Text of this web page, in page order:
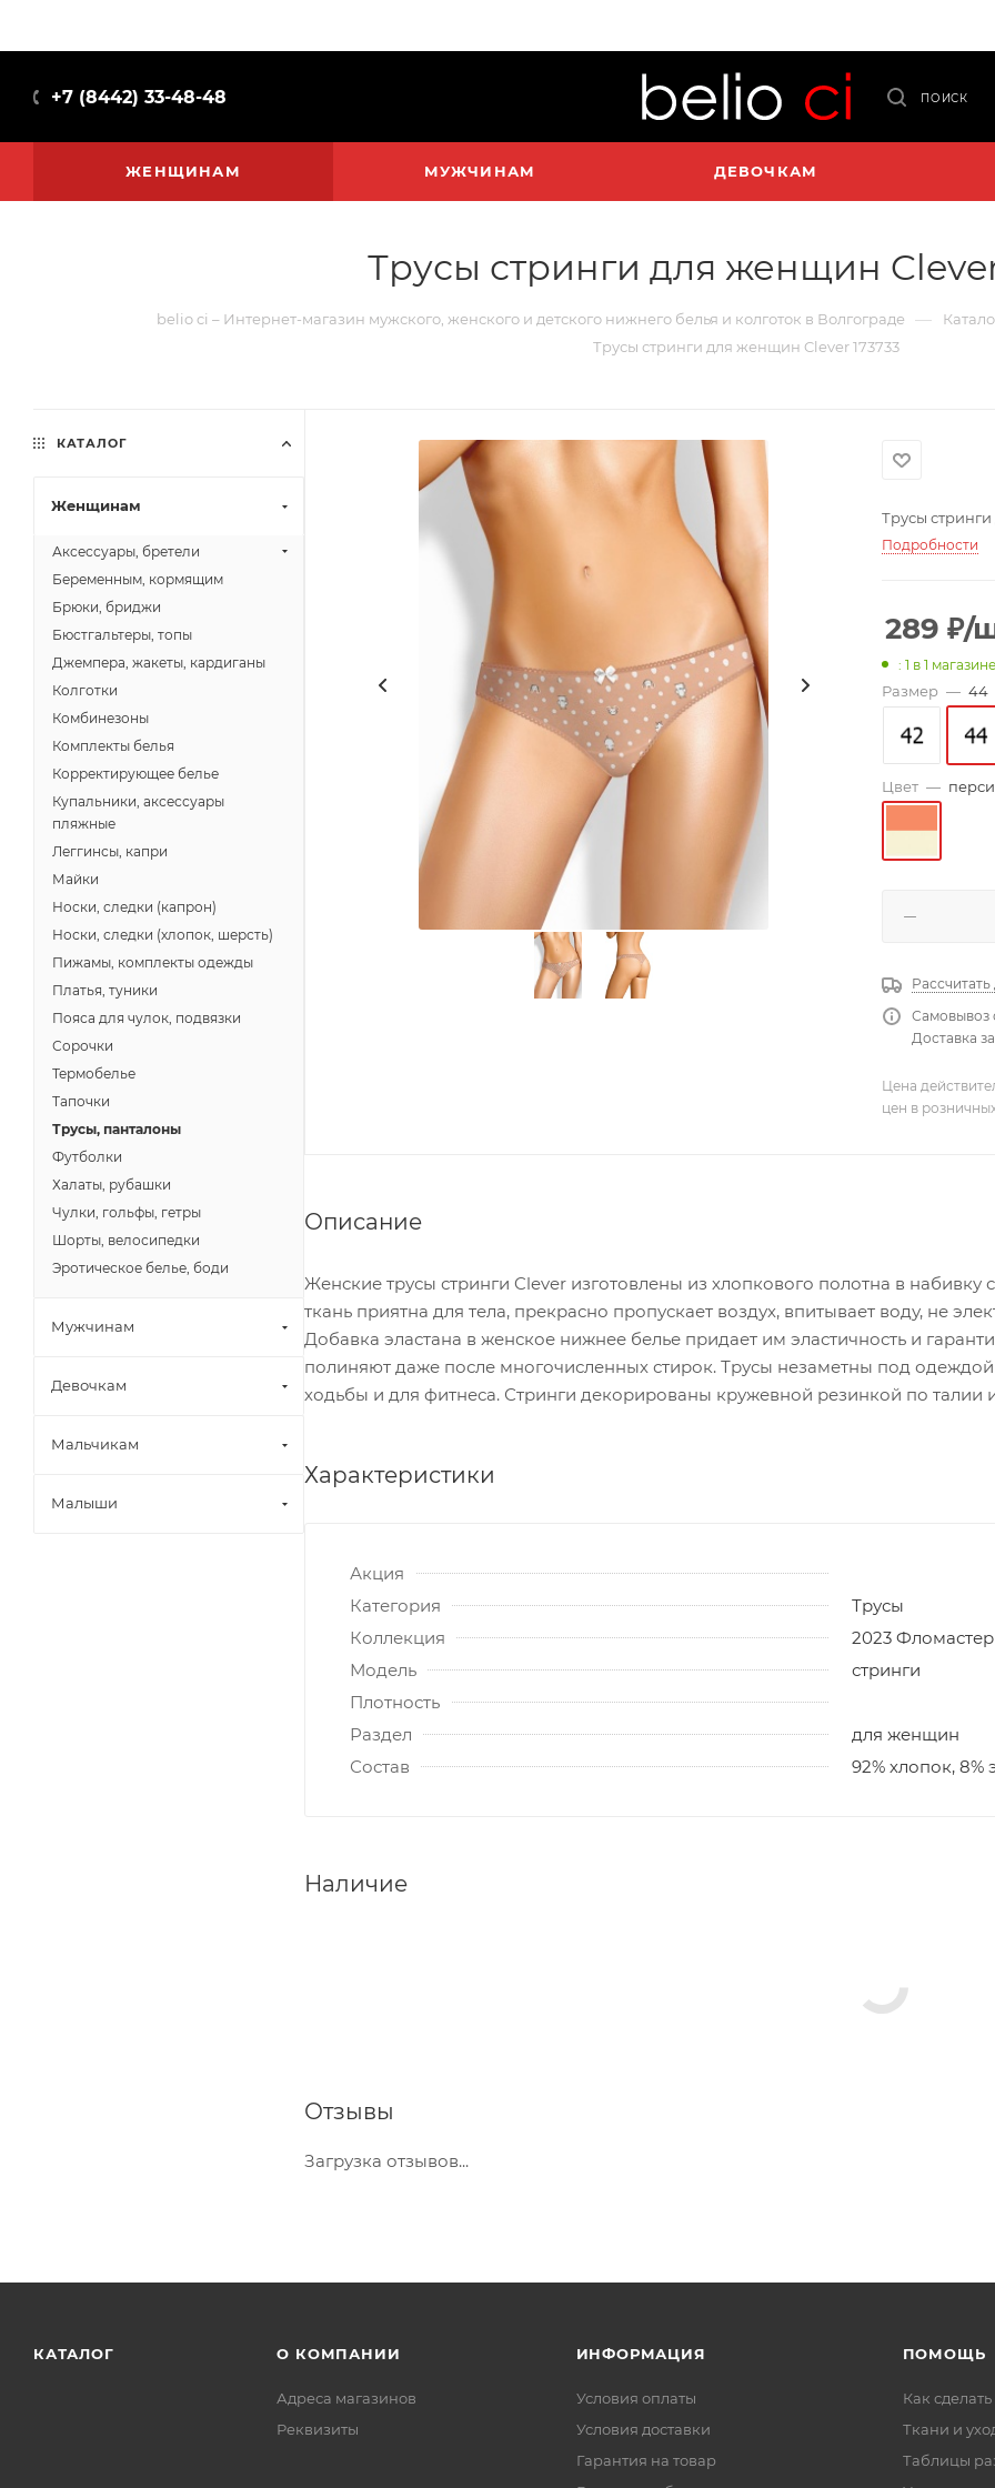
+7 (8442) 33-48-48 ПОИСК
ЖЕНЩИНАМ МУЖЧИНАМ ДЕВОЧКАМ
Трусы стринги для женщин Clever
belio ci – Интернет-магазин мужского, женского и детского нижнего белья и колготок в Волгограде —
Трусы стринги для женщин Clever 173733
Трусы
Подробности
289 ₽/
: 1 в 1 магазине
Размер — 44
Цвет —
Рассчитать
Самовывоз
Доставка
Цена
цен в
Описание
Женские трусы стринги Clever изготовлены из хлопкового полотна в
ткань приятна для тела, прекрасно пропускает воздух, впитывает воду, не
Добавка эластана в женское нижнее белье придает им эластичность и
полиняют даже после многочисленных стирок. Трусы незаметны под
ходьбы и для фитнеса. Стринги декорированы кружевной резинкой по талии
Характеристики
Акция
Категория
Трусы
Коллекция
2023 Фломастер
Модель
стринги
Плотность
Раздел
для женщин
Состав
92% хлопок, 8%
Наличие
Отзывы
Загрузка отзывов...
КАТАЛОГ
Женщинам
Аксессуары, бретели
Беременным, кормящим
Брюки, бриджи
Бюстгальтеры, топы
Джемпера, жакеты, кардиганы
Колготки
Комбинезоны
Комплекты белья
Корректирующее белье
Купальники, аксессуары
пляжные
Леггинсы, капри
Майки
Носки, следки (капрон)
Носки, следки (хлопок, шерсть)
Пижамы, комплекты одежды
Платья, туники
Пояса для чулок, подвязки
Сорочки
Термобелье
Тапочки
Трусы, панталоны
Футболки
Халаты, рубашки
Чулки, гольфы, гетры
Шорты, велосипедки
Эротическое белье, боди
Мужчинам
Девочкам
Мальчикам
Малыши
КАТАЛОГ О КОМПАНИИ
Адреса магазинов
Реквизиты
ИНФОРМАЦИЯ
Условия оплаты
Условия доставки
Гарантия на товар
ПОМОЩЬ
Как сделать
Ткани и
Таблицы